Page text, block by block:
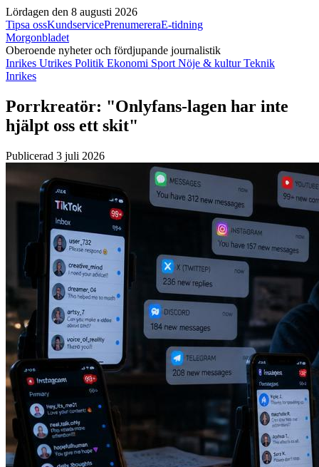
Lördagen den 8 augusti 2026
Tipsa ossKundservicePrenumereraE-tidning
Morgonbladet
Oberoende nyheter och fördjupande journalistik
Inrikes Utrikes Politik Ekonomi Sport Nöje & kulturTeknik
Inrikes
Porrkreatör: "Onlyfans-lagen har inte
hjälpt oss ett skit"
Publicerad 3 juli 2026